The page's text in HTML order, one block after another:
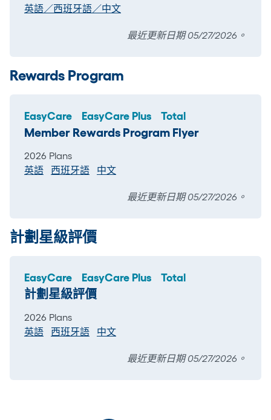
英語／西班牙語／中文
最近更新日期 05/27/2026。
Rewards Program
EasyCare EasyCare Plus Total
Member Rewards Program Flyer
2026 Plans
英語
西班牙語 中文
最近更新日期 05/27/2026。
計劃星級評價
EasyCare EasyCare Plus Total
計劃星級評價
2026 Plans
英語
西班牙語 中文
最近更新日期 05/27/2026。